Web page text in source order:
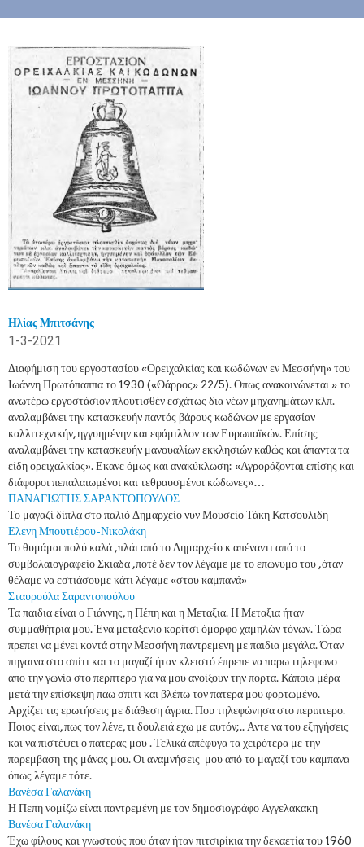
Ηλίας Μπιτσάνης
1-3-2021
Διαφήμιση του εργοστασίου «Ορειχαλκίας και κωδώνων εν Μεσσήνη» του
Ιωάννη Πρωτόπαππα το 1930 («Θάρρος» 22/5). Οπως ανακοινώνεται » το
ανωτέρω εργοστάσιον πλουτισθέν εσχάτως δια νέων μηχανημάτων κλπ.
αναλαμβάνει την κατασκευήν παντός βάρους κωδώνων με εργασίαν
καλλιτεχνικήν, ηγγυημένην και εφάμιλλον των Ευρωπαϊκών. Επίσης
αναλαμβάνει την κατασκευήν μανουαλίων εκκλησιών καθώς και άπαντα τα
είδη ορειχαλκίας». Εκανε όμως και ανακύκλωση: «Αγροράζονται επίσης και
διάφοροι πεπαλαιωμένοι και τεθραυσμένοι κώδωνες»…
ΠΑΝΑΓΙΩΤΗΣ ΣΑΡΑΝΤΟΠΟΥΛΟΣ
Το μαγαζί δίπλα στο παλιό Δημαρχείο νυν Μουσείο Τάκη Κατσουλιδη
Ελενη Μπουτιέρου-Νικολάκη
Το θυμάμαι πολύ καλά ,πλάι από το Δημαρχείο κ απέναντι από το
συμβολαιογραφείο Σκιαδα ,ποτέ δεν τον λέγαμε με το επώνυμο του ,όταν
θέλαμε να εστιάσουμε κάτι λέγαμε «στου καμπανά»
Σταυρούλα Σαραντοπούλου
Τα παιδια είναι ο Γιάννης, η Πέπη και η Μεταξια. Η Μεταξια ήταν
συμμαθήτρια μου. Ένα μεταξενιο κορίτσι όμορφο χαμηλών τόνων. Τώρα
πρεπει να μένει κοντά στην Μεσσήνη παντρεμενη με παιδια μεγάλα. Όταν
πηγαινα στο σπίτι και το μαγαζί ήταν κλειστό έπρεπε να παρω τηλεφωνο
απο την γωνία στο περπτερο για να μου ανοίξουν την πορτα. Κάποια μέρα
μετά την επίσκεψη παω σπιτι και βλέπω τον πατερα μου φορτωμένο.
Αρχίζει τις ερωτήσεις με διάθεση άγρια. Που τηλεφώνησα στο περιπτερο.
Ποιος είναι, πως τον λένε, τι δουλειά εχω με αυτόν;.. Αντε να του εξηγήσεις
και να πιστέψει ο πατερας μου . Τελικά απέφυγα τα χειρότερα με την
παρεμβαση της μάνας μου. Οι αναμνήσεις μου από το μαγαζί του καμπανα
όπως λέγαμε τότε.
Βανέσα Γαλανάκη
Η Πεπη νομίζω είναι παντρεμένη με τον δημοσιογράφο Αγγελακακη
Βανέσα Γαλανάκη
Έχω φίλους και γνωστούς που όταν ήταν πιτσιρίκια την δεκαετία του 1960